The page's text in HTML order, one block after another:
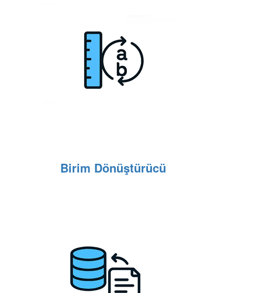
Birim Dönüştürücü